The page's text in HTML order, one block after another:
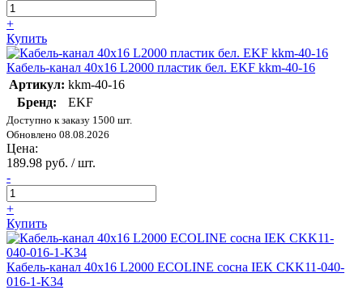
+
Купить
Кабель-канал 40х16 L2000 пластик бел. EKF kkm-40-16
Артикул: kkm-40-16
Бренд:
EKF
Доступно к заказу 1500 шт.
Обновлено 08.08.2026
Цена:
189.98 руб. / шт.
-
+
Купить
Кабель-канал 40х16 L2000 ECOLINE сосна IEK CKK11-040-
016-1-K34